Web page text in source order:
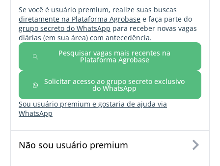
Se você é usuário premium, realize suas buscas
diretamente na Plataforma Agrobase e faça parte do
grupo secreto do WhatsApp para receber novas vagas
diárias (em sua área) com antecedência.
Pesquisar vagas mais recentes na
Plataforma Agrobase
Solicitar acesso ao grupo secreto exclusivo
do WhatsApp
Sou usuário premium e gostaria de ajuda via
WhatsApp
Não sou usuário premium